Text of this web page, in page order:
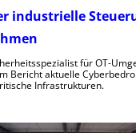
industrielle
für OT-
Bericht aktuelle
Infrastrukturen.